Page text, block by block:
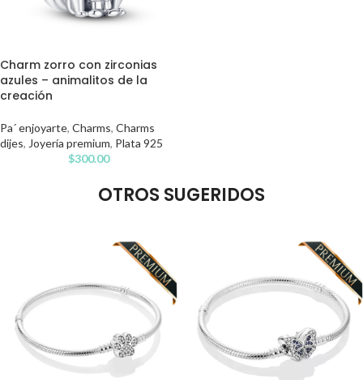
Charm zorro con zirconias
azules – animalitos de la
creación
Pa´ enjoyarte, Charms, Charms
dijes, Joyería premium, Plata 925
$300.00
OTROS SUGERIDOS